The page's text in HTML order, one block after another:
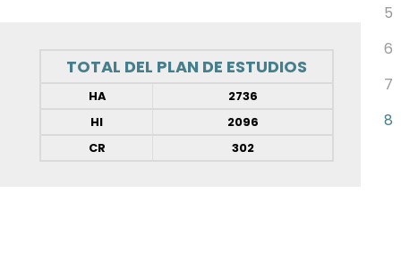
5
6
7
8
TOTAL DEL PLAN DE ESTUDIOS
HA
2736
HI
2096
CR
302